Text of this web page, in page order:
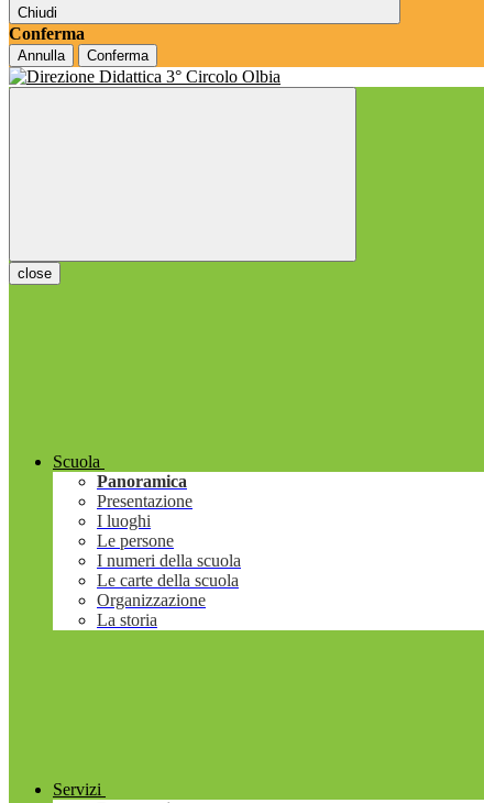
Chiudi
Conferma
Annulla Conferma
close
Scuola
Panoramica
Presentazione
I luoghi
Le persone
I numeri della scuola
Le carte della scuola
Organizzazione
La storia
Servizi